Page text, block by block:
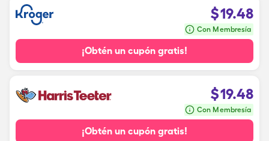
$19.48
Con Membresía
¡Obtén un cupón gratis!
$19.48
Con Membresía
¡Obtén un cupón gratis!